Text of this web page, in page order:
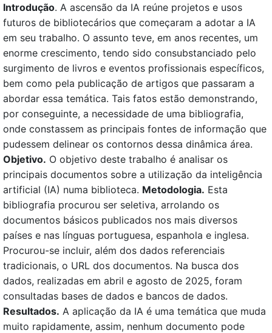
Introdução. A ascensão da IA reúne projetos e usos
futuros de bibliotecários que começaram a adotar a IA
em seu trabalho. O assunto teve, em anos recentes, um
enorme crescimento, tendo sido consubstanciado pelo
surgimento de livros e eventos profissionais específicos,
bem como pela publicação de artigos que passaram a
abordar essa temática. Tais fatos estão demonstrando,
por conseguinte, a necessidade de uma bibliografia,
onde constassem as principais fontes de informação que
pudessem delinear os contornos dessa dinâmica área.
Objetivo. O objetivo deste trabalho é analisar os
principais documentos sobre a utilização da inteligência
artificial (IA) numa biblioteca. Metodologia. Esta
bibliografia procurou ser seletiva, arrolando os
documentos básicos publicados nos mais diversos
países e nas línguas portuguesa, espanhola e inglesa.
Procurou-se incluir, além dos dados referenciais
tradicionais, o URL dos documentos. Na busca dos
dados, realizadas em abril e agosto de 2025, foram
consultadas bases de dados e bancos de dados.
Resultados. A aplicação da IA é uma temática que muda
muito rapidamente, assim, nenhum documento pode